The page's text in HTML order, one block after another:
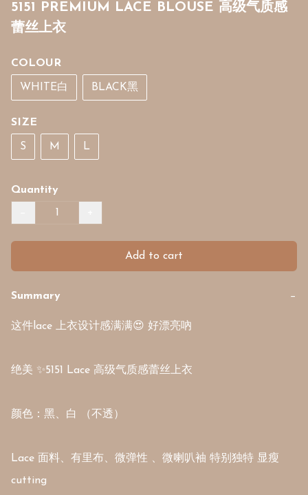
5151 PREMIUM LACE BLOUSE 高级气质感
蕾丝上衣
COLOUR
WHITE白 BLACK黑
SIZE
S M L
Quantity
Add to cart
Summary −
这件lace 上衣设计感满满😍 好漂亮吶
绝美 ✨5151 Lace 高级气质感蕾丝上衣
颜色：黑、白 （不透）
Lace 面料、有里布、微弹性 、微喇叭袖 特别独特 显瘦
cutting